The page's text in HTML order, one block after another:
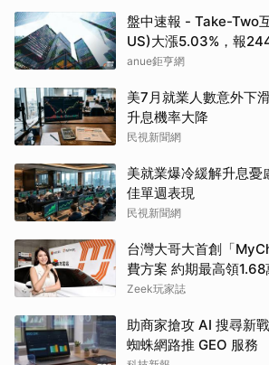
盤中速報 - Take-Two
US)大漲5.03%，報
anue鉅亨網
美7月就業人數意外下
升息機率大降
民視新聞網
美就業爆冷緩解升息
佳單週表現
民視新聞網
台灣大哥大首創「
費方案 約期最高領
高89折
Zeek玩家誌
助商家搶攻 AI 搜尋新
蜘蛛網路推 GEO 服務